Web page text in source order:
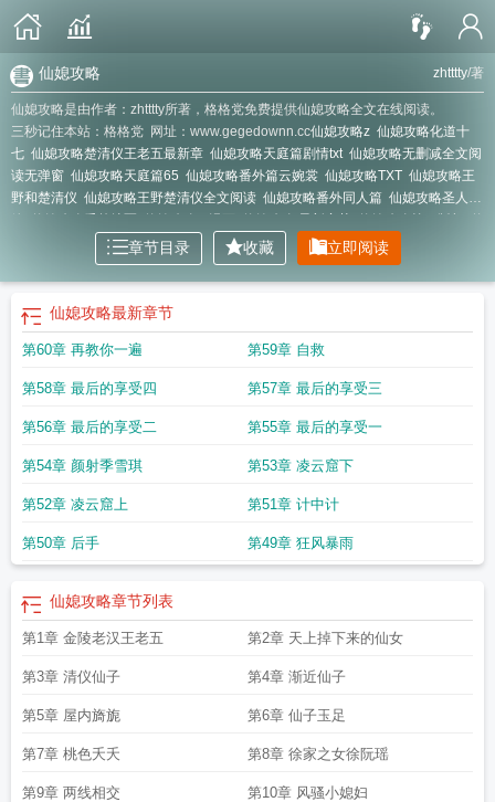
zhtttty/著
仙媳攻略
仙媳攻略是由作者：zhtttty所著，格格党免费提供仙媳攻略全文在线阅读。
三秒记住本站：格格党 网址：www.gegedownn.cc仙媳攻略z 仙媳攻略化道十
七 仙媳攻略楚清仪王老五最新章 仙媳攻略天庭篇剧情txt 仙媳攻略无删减全文阅
读无弹窗 仙媳攻略天庭篇65 仙媳攻略番外篇云婉裳 仙媳攻略TXT 仙媳攻略王
野和楚清仪 仙媳攻略王野楚清仪全文阅读 仙媳攻略番外同人篇 仙媳攻略圣人
仙媳攻略谁写的 仙媳攻略 最新章节 无弹窗 笔趣阁免费阅读
攻略最新免费阅读仙媳攻略王野 仙媳攻略txt仙媳攻略类似仙子堕凡尘
略作者作品仙媳攻略楚清依结局仙媳攻略全本免费阅读仙媳攻略第二部叫什
么仙媳攻略百科仙媳攻略全文
楚清仪结局仙媳攻略pan仙媳攻略同人仙媳攻略漫画仙媳攻略16
章节目录 收藏 立即阅读
仙媳攻略最新章节
第60章 再教你一遍 第59章 自救
第58章 最后的享受四 第57章 最后的享受三
第56章 最后的享受二 第55章 最后的享受一
第54章 颜射季雪琪 第53章 凌云窟下
第52章 凌云窟上 第51章 计中计
第50章 后手 第49章 狂风暴雨
仙媳攻略章节列表
第1章 金陵老汉王老五 第2章 天上掉下来的仙女
第3章 清仪仙子 第4章 渐近仙子
第5章 屋内旖旎 第6章 仙子玉足
第7章 桃色夭夭 第8章 徐家之女徐阮瑶
第9章 两线相交 第10章 风骚小媳妇